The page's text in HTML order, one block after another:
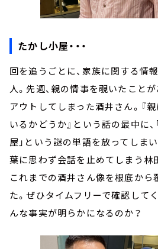
たかし小屋・・・
回を追うごとに、家族に関する情
人。先週、親の情事を覗いたこと
アウトしてしまった酒井さん。『
いるかどうか』という話の最中に、
屋」という謎の単語を放ってしま
葉に思わず会話を止めてしまう林
これまでの酒井さん像を根底から
た。ぜひタイムフリーで確認して
んな事実が明らかになるのか？